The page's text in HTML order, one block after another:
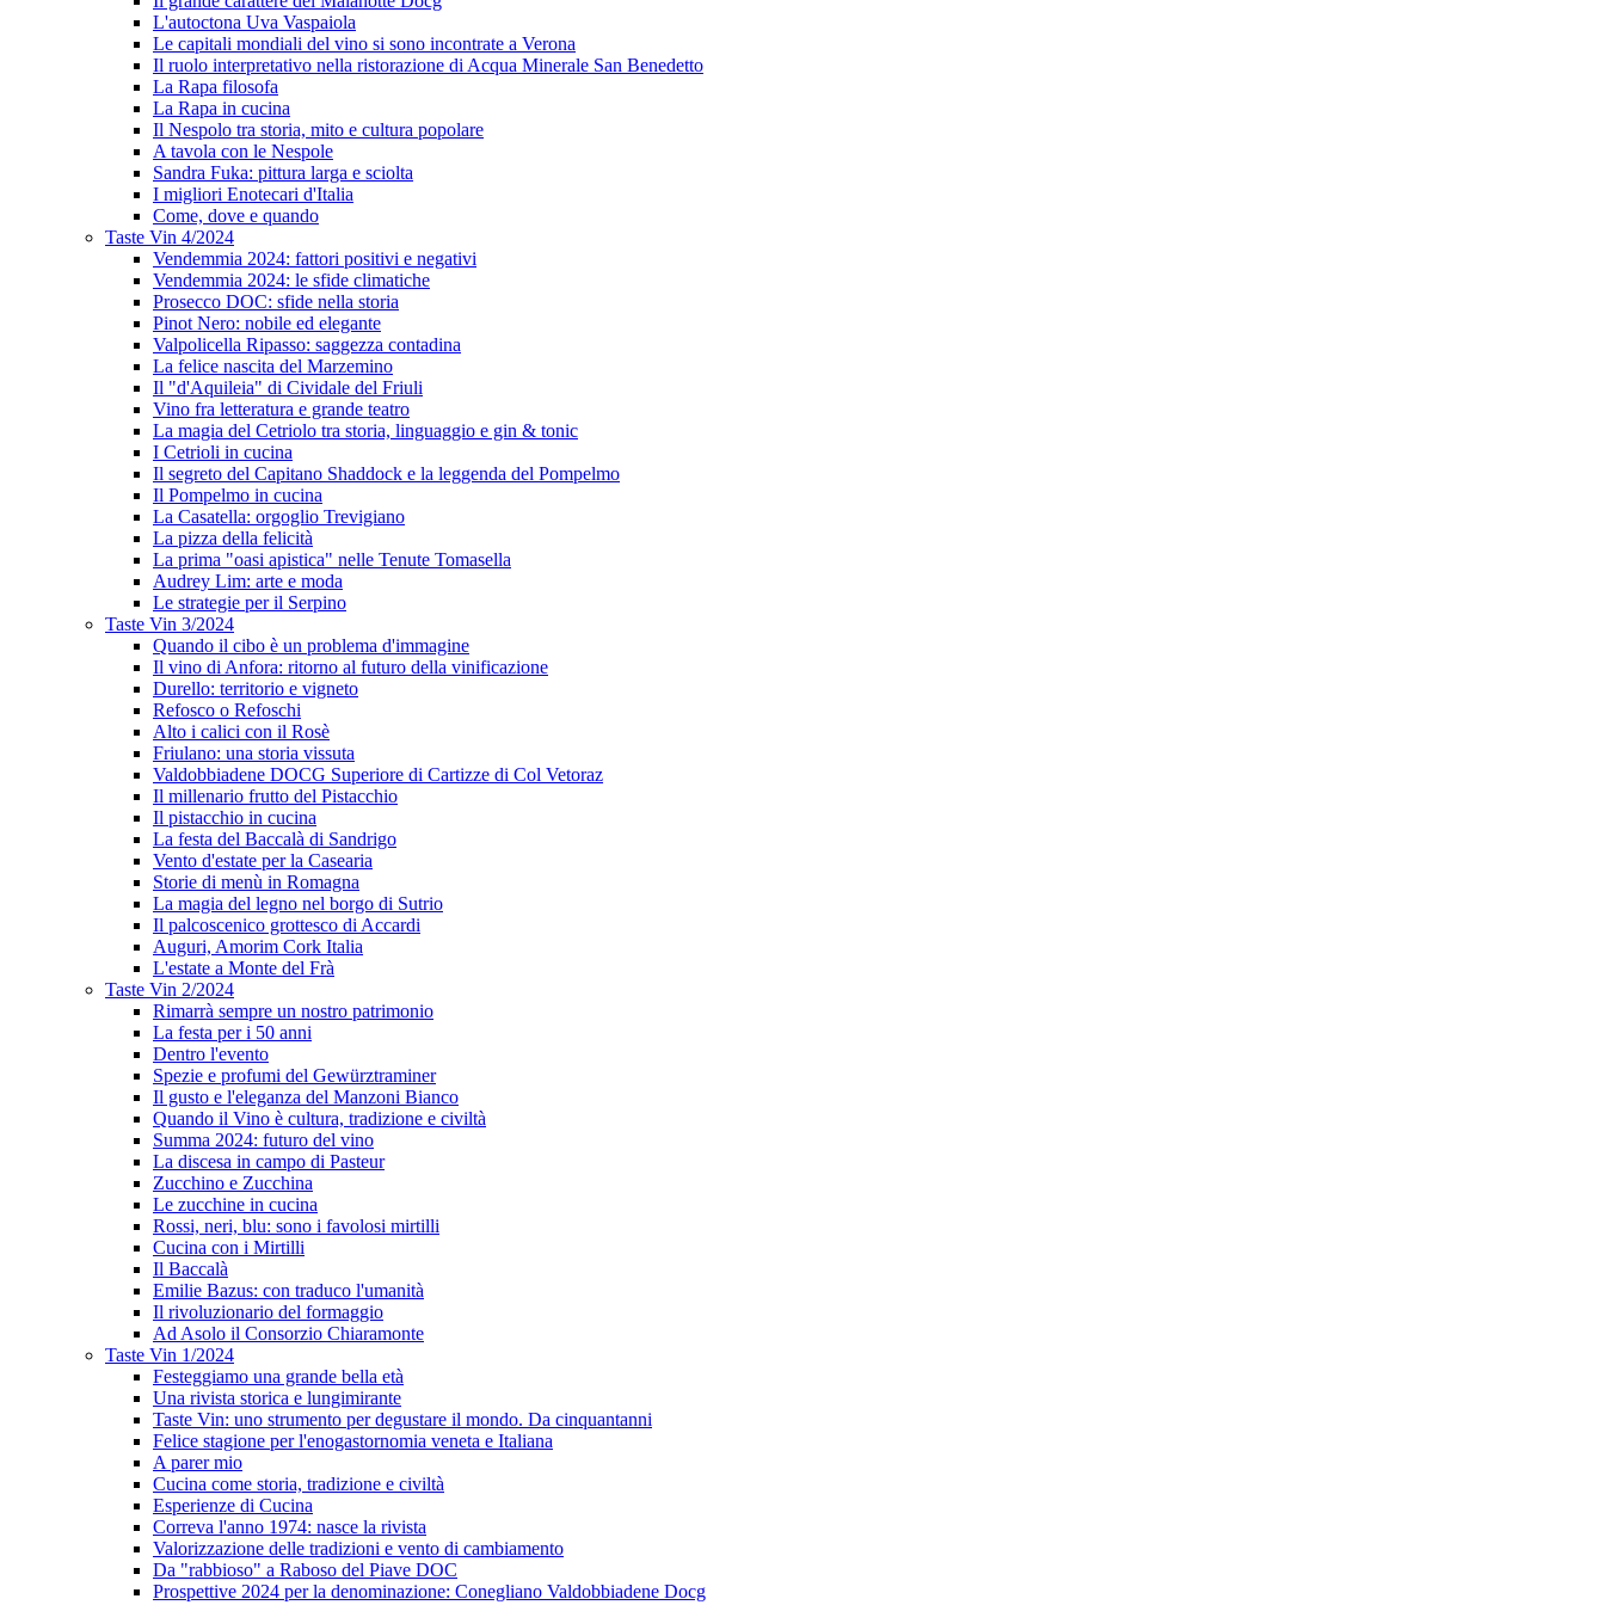
L'autoctona Uva Vaspaiola
Le capitali mondiali del vino si sono incontrate a Verona
Il ruolo interpretativo nella ristorazione di Acqua Minerale San Benedetto
La Rapa filosofa
La Rapa in cucina
Il Nespolo tra storia, mito e cultura popolare
A tavola con le Nespole
Sandra Fuka: pittura larga e sciolta
I migliori Enotecari d'Italia
Come, dove e quando
Taste Vin 4/2024
Vendemmia 2024: fattori positivi e negativi
Vendemmia 2024: le sfide climatiche
Prosecco DOC: sfide nella storia
Pinot Nero: nobile ed elegante
Valpolicella Ripasso: saggezza contadina
La felice nascita del Marzemino
Il "d'Aquileia" di Cividale del Friuli
Vino fra letteratura e grande teatro
La magia del Cetriolo tra storia, linguaggio e gin & tonic
I Cetrioli in cucina
Il segreto del Capitano Shaddock e la leggenda del Pompelmo
Il Pompelmo in cucina
La Casatella: orgoglio Trevigiano
La pizza della felicità
La prima "oasi apistica" nelle Tenute Tomasella
Audrey Lim: arte e moda
Le strategie per il Serpino
Taste Vin 3/2024
Quando il cibo è un problema d'immagine
Il vino di Anfora: ritorno al futuro della vinificazione
Durello: territorio e vigneto
Refosco o Refoschi
Alto i calici con il Rosè
Friulano: una storia vissuta
Valdobbiadene DOCG Superiore di Cartizze di Col Vetoraz
Il millenario frutto del Pistacchio
Il pistacchio in cucina
La festa del Baccalà di Sandrigo
Vento d'estate per la Casearia
Storie di menù in Romagna
La magia del legno nel borgo di Sutrio
Il palcoscenico grottesco di Accardi
Auguri, Amorim Cork Italia
L'estate a Monte del Frà
Taste Vin 2/2024
Rimarrà sempre un nostro patrimonio
La festa per i 50 anni
Dentro l'evento
Spezie e profumi del Gewürztraminer
Il gusto e l'eleganza del Manzoni Bianco
Quando il Vino è cultura, tradizione e civiltà
Summa 2024: futuro del vino
La discesa in campo di Pasteur
Zucchino e Zucchina
Le zucchine in cucina
Rossi, neri, blu: sono i favolosi mirtilli
Cucina con i Mirtilli
Il Baccalà
Emilie Bazus: con traduco l'umanità
Il rivoluzionario del formaggio
Ad Asolo il Consorzio Chiaramonte
Taste Vin 1/2024
Festeggiamo una grande bella età
Una rivista storica e lungimirante
Taste Vin: uno strumento per degustare il mondo. Da cinquantanni
Felice stagione per l'enogastornomia veneta e Italiana
A parer mio
Cucina come storia, tradizione e civiltà
Esperienze di Cucina
Correva l'anno 1974: nasce la rivista
Valorizzazione delle tradizioni e vento di cambiamento
Da "rabbioso" a Raboso del Piave DOC
Prospettive 2024 per la denominazione: Conegliano Valdobbiadene Docg